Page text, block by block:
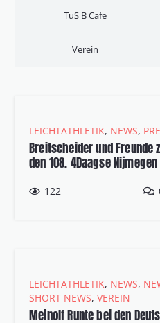
TuS B Cafe
Verein
LEICHTATHLETIK, NEWS,
Breitscheider und
den 108. 4Daagse
122
LEICHTATHLETIK, NEWS,
SHORT NEWS, VEREIN
Meinolf Runte bei den